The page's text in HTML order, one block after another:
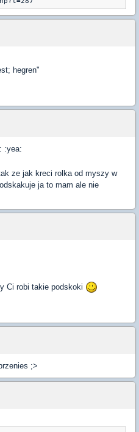
hegren"
:yea:
ze jak kreci rolka od myszy w
ja to mam ale nie
Ci robi takie podskoki
;>